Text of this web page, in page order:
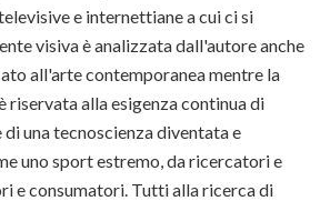
e internettiane a cui ci si
visiva è analizzata dall'autore anche
all'arte contemporanea mentre la
riservata alla esigenza continua di
una tecnoscienza diventata e
uno sport estremo, da ricercatori e
e consumatori. Tutti alla ricerca di